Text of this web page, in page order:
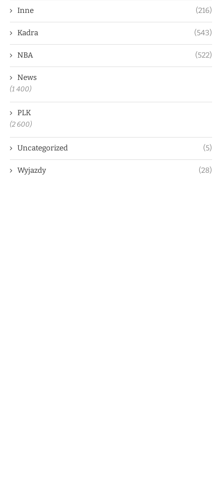
Inne (216)
Kadra (543)
NBA (522)
News
(1 400)
PLK
(2 600)
Uncategorized (5)
Wyjazdy (28)